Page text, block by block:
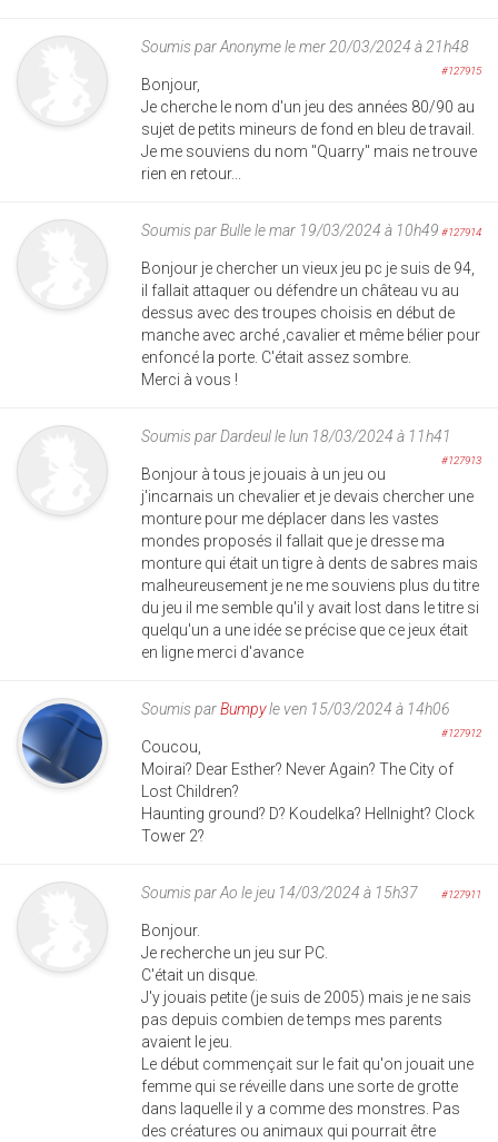
Soumis parAnonymele mer 20/03/2024 à 21h48
#127915
Bonjour,
Je cherche le nom d'un jeu des années 80/90 au
sujet de petits mineurs de fond en bleu de travail.
Je me souviens du nom "Quarry" mais ne trouve
rien en retour...
Soumis parBullele mar 19/03/2024 à 10h49 #127914
Bonjour je chercher un vieux jeu pc je suis de 94,
il fallait attaquer ou défendre un château vu au
dessus avec des troupes choisis en début de
manche avec arché ,cavalier et même bélier pour
enfoncé la porte. C'était assez sombre.
Merci à vous !
Soumis parDardeulle lun 18/03/2024 à 11h41
#127913
Bonjour à tous je jouais à un jeu ou
j'incarnais un chevalier et je devais chercher une
monture pour me déplacer dans les vastes
mondes proposés il fallait que je dresse ma
monture qui était un tigre à dents de sabres mais
malheureusement je ne me souviens plus du titre
du jeu il me semble qu'il y avait lost dans le titre si
quelqu'un a une idée se précise que ce jeux était
en ligne merci d'avance
Soumis parBumpyle ven 15/03/2024 à 14h06
#127912
Coucou,
Moirai? Dear Esther? Never Again? The City of
Lost Children?
Haunting ground? D? Koudelka? Hellnight? Clock
Tower 2?
Soumis parAo le jeu 14/03/2024 à 15h37 #127911
Bonjour.
Je recherche un jeu sur PC.
C'était un disque.
J'y jouais petite (je suis de 2005) mais je ne sais
pas depuis combien de temps mes parents
avaient le jeu.
Le début commençait sur le fait qu'on jouait une
femme qui se réveille dans une sorte de grotte
dans laquelle il y a comme des monstres. Pas
des créatures ou animaux qui pourrait être